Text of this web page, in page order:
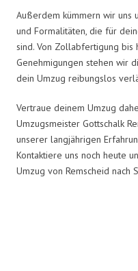
Außerdem kümmern wir uns
und Formalitäten, die für
sind. Von Zollabfertigung bis
Genehmigungen stehen wir
dein Umzug reibungslos
Vertraue deinem Umzug
Umzugsmeister Gottschalk
unserer langjährigen
Kontaktiere uns noch heute
Umzug von Remscheid